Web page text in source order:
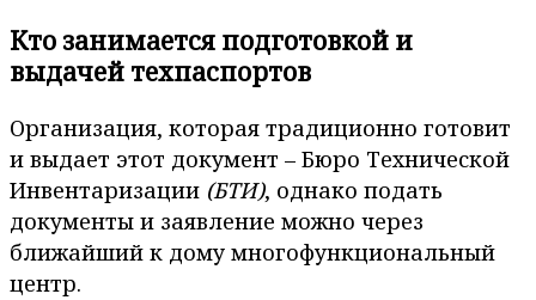
Кто занимается подготовкой и
выдачей техпаспортов
Организация, которая традиционно готовит
и выдает этот документ – Бюро Технической
Инвентаризации (БТИ), однако подать
документы и заявление можно через
ближайший к дому многофункциональный
центр.